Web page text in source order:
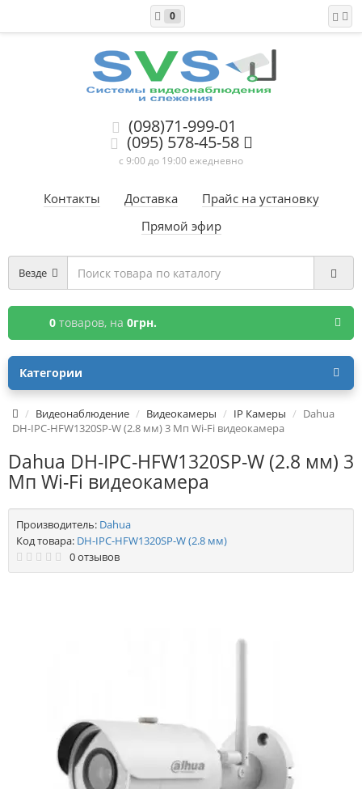
0
(098)71-999-01
(095) 578-45-58
с 9:00 до 19:00 ежедневно
Контакты Доставка
Прайс на установку
Прямой эфир
Везде
0 товаров, на 0грн.
Категории
Видеонаблюдение Видеокамеры IP Камеры
Dahua
DH-IPC-HFW1320SP-W (2.8 мм) 3 Мп Wi-Fi видеокамера
Dahua DH-IPC-HFW1320SP-W (2.8 мм) 3
Мп Wi-Fi видеокамера
Производитель: Dahua
Код товара: DH-IPC-HFW1320SP-W (2.8 мм)
0 отзывов